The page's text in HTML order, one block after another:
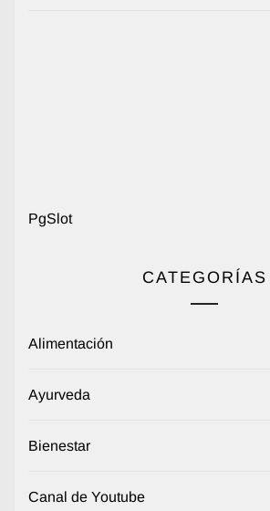
PgSlot
CATEGORÍAS
Alimentación
Ayurveda
Bienestar
Canal de Youtube